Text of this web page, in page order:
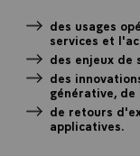
des usages
services et
des enjeux de
des
générative, de
de retours
applicatives.